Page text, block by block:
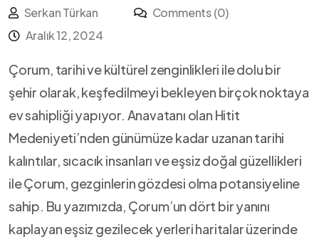
Serkan Türkan
Comments (0)
Aralık 12, 2024
Çorum, tarihi ve kültürel zenginlikleri ile dolu bir
şehir olarak, keşfedilmeyi bekleyen birçok ⁣noktaya
‍ev sahipliği yapıyor. Anavatanı olan Hitit
Medeniyeti’nden günümüze kadar uzanan tarihi
kalıntılar, sıcacık insanları ve eşsiz doğal güzellikleri
ile Çorum, gezginlerin gözdesi olma‌ potansiyeline
sahip. Bu yazımızda,​ Çorum’un dört bir ⁢yanını
kaplayan ​eşsiz gezilecek yerleri haritalar üzerinde